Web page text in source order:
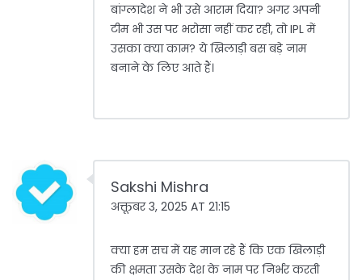
बांग्लादेश ने भी उसे आराम दिया? अगर अपनी
टीम भी उस पर भरोसा नहीं कर रही, तो IPL में
उसका क्या काम? ये खिलाड़ी बस बड़े नाम
बनाने के लिए आते हैं।
Sakshi Mishra
अक्तूबर 3, 2025 AT 21:15
क्या हम सच में यह मान रहे हैं कि एक खिलाड़ी
की क्षमता उसके देश के नाम पर निर्भर करती